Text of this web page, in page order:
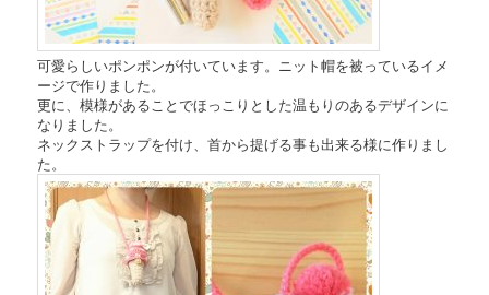
可愛らしいポンポンが付いています。ニット帽を被っているイメ
ージで作りました。
更に、模様があることでほっこりとした温もりのあるデザインに
なりました。
ネックストラップを付け、首から提げる事も出来る様に作りまし
た。